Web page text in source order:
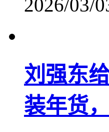
2026/03/
刘强东
装年货